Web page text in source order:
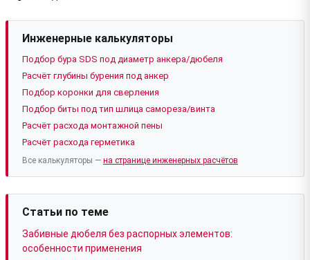
Инженерные калькуляторы
Подбор бура SDS под диаметр анкера/дюбеля
Расчёт глубины бурения под анкер
Подбор коронки для сверления
Подбор биты под тип шлица самореза/винта
Расчёт расхода монтажной пены
Расчёт расхода герметика
Все калькуляторы — на странице инженерных расчётов
Статьи по теме
Забивные дюбеля без распорных элементов:
особенности применения